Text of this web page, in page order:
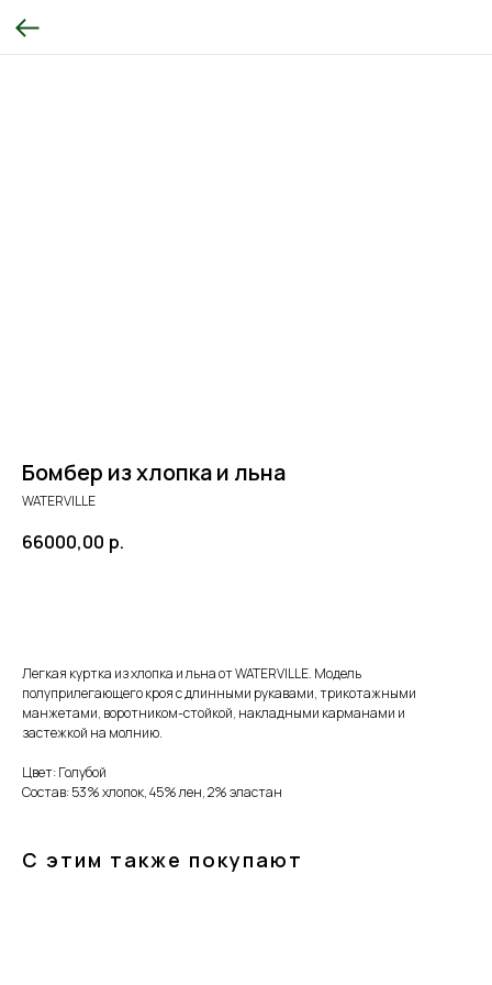
Бомбер из хлопка и льна
WATERVILLE
66000,00 р.
Легкая куртка из хлопка и льна от WATERVILLE. Модель
полуприлегающего кроя с длинными рукавами, трикотажными
манжетами, воротником-стойкой, накладными карманами и
застежкой на молнию.
Цвет: Голубой
Состав: 53% хлопок, 45% лен, 2% эластан
С этим также покупают